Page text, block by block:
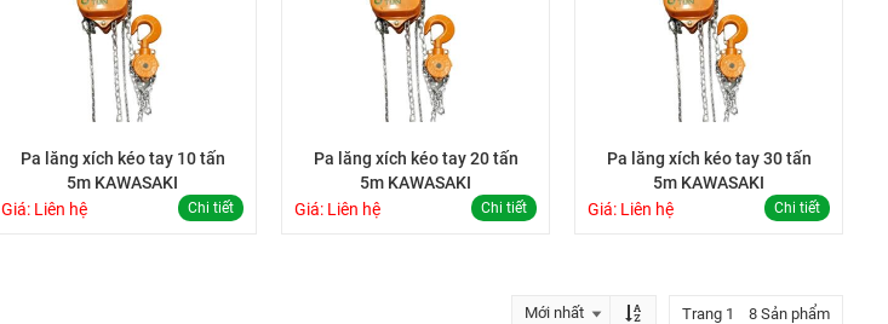
Pa lăng xích kéo tay 10 tấn
5m KAWASAKI
Giá: Liên hệ
Chi tiết
Pa lăng xích kéo tay 20 tấn
5m KAWASAKI
Giá: Liên hệ
Chi tiết
Pa lăng xích kéo tay 30 tấn
5m KAWASAKI
Giá: Liên hệ
Chi tiết
Trang 1 8 Sản phẩm